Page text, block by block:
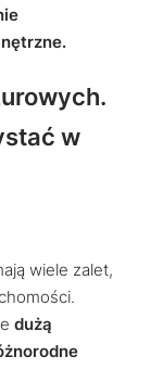
w
wiele zalet,
dużą